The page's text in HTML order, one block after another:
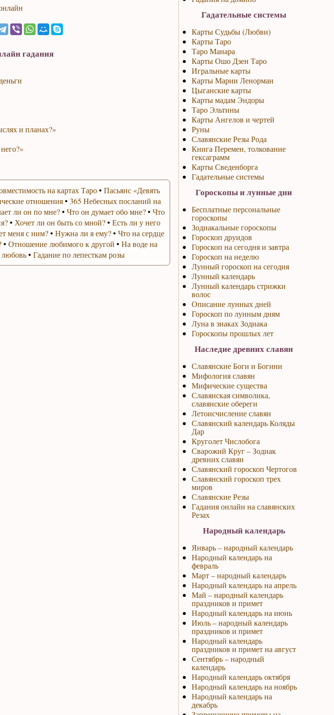
гадания
и планах?»
на картах Таро• Пасьянс «Девять
отношения• 365 Небесных посланий на
ли он по мне?• Что он думает обо мне?• Что
• Хочет ли он быть со мной?• Есть ли у него
меня с ним?• Нужна ли я ему?• Что на сердце
• Отношение любимого к другой • На воде на
любовь• Гадание по лепесткам розы
Гадательные системы
Карты Судьбы (Любви)
Карты Таро
Таро Манара
Карты Ошо Дзен Таро
Игральные карты
Карты Марии Ленорман
Цыганские карты
Карты мадам Эндоры
Таро Эльтины
Карты Ангелов и чертей
Руны
Славянские Резы Рода
Книга Перемен, толкование
гексаграмм
Карты Сведенборга
Гадательные системы
Гороскопы и лунные дни
Бесплатные персональные
гороскопы
Зодиакальные гороскопы
Гороскоп друидов
Гороскоп на сегодня и завтра
Гороскоп на неделю
Лунный гороскоп на сегодня
Лунный календарь
Лунный календарь стрижки
волос
Описание лунных дней
Гороскоп по лунным дням
Луна в знаках Зодиака
Гороскопы прошлых лет
Наследие древних славян
Славянские Боги и Богини
Мифология славян
Мифические существа
Славянская символика,
славянские обереги
Летоисчисление славян
Славянский календарь Коляды
Дар
Круголет Числобога
Сварожий Круг – Зодиак
древних славян
Славянский гороскоп Чертогов
Славянский гороскоп трех
миров
Славянские Резы
Гадания онлайн на славянских
Резах
Народный календарь
Январь – народный календарь
Народный календарь на
февраль
Март – народный календарь
Народный календарь на апрель
Май – народный календарь
праздников и примет
Народный календарь на июнь
Июль – народный календарь
праздников и примет
Народный календарь
праздников и примет на август
Сентябрь – народный
календарь
Народный календарь октября
Народный календарь на ноябрь
Народный календарь на
декабрь